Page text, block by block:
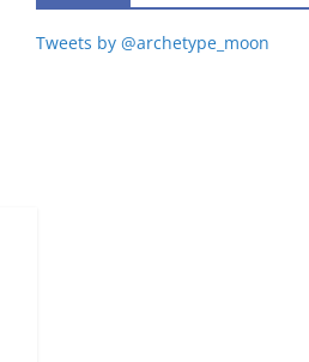
Tweets by @archetype_moon